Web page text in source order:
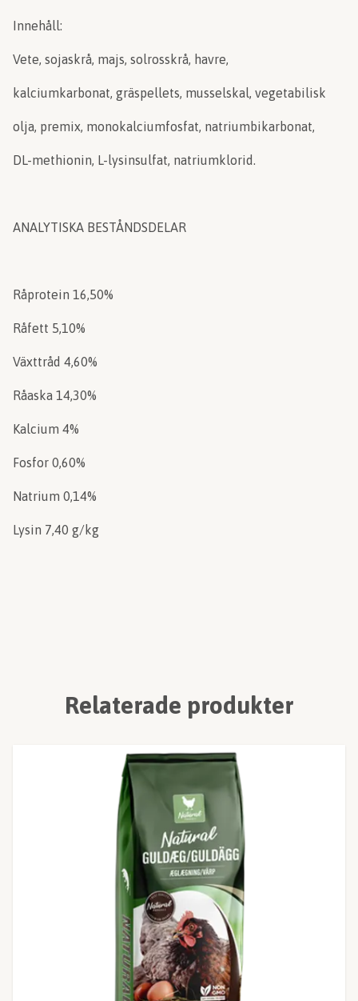
Innehåll:
Vete, sojaskrå, majs, solrosskrå, havre,
kalciumkarbonat, gräspellets, musselskal, vegetabilisk
olja, premix, monokalciumfosfat, natriumbikarbonat,
DL-methionin, L-lysinsulfat, natriumklorid.
ANALYTISKA BESTÅNDSDELAR
Råprotein 16,50%
Råfett 5,10%
Växttråd 4,60%
Råaska 14,30%
Kalcium 4%
Fosfor 0,60%
Natrium 0,14%
Lysin 7,40 g/kg
Relaterade produkter